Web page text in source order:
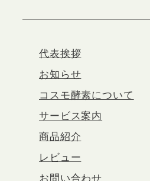
代表挨拶
お知らせ
コスモ酵素について
サービス案内
商品紹介
レビュー
お問い合わせ